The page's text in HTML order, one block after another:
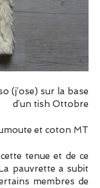
(j’ose) sur la base
d’un tish Ottobre
et coton MT
tenue et de ce
pauvrette a subit
membres de